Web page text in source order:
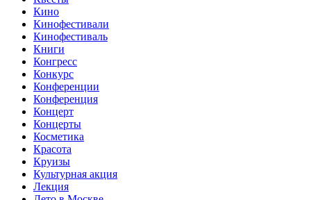
Кино
Кинофестивали
Кинофестиваль
Книги
Конгресс
Конкурс
Конференции
Конференция
Концерт
Концерты
Косметика
Красота
Круизы
Культурная акция
Лекция